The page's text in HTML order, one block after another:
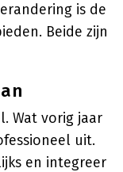
is de
Beide zijn
Wat vorig jaar
uit.
en integreer